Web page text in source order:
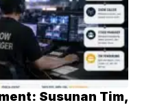
belum tiba. Dalam
diselamatkan oleh ...
Susunan Tim,